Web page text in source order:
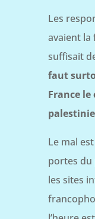
Les
avaient la
suffisait
faut
France
Le mal
portes du
les sites